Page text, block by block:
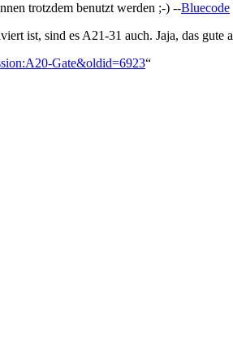
trotzdem benutzt werden ;-) --Bluecode
ist, sind es A21-31 auch. Jaja, das gute
Gate&oldid=6923“